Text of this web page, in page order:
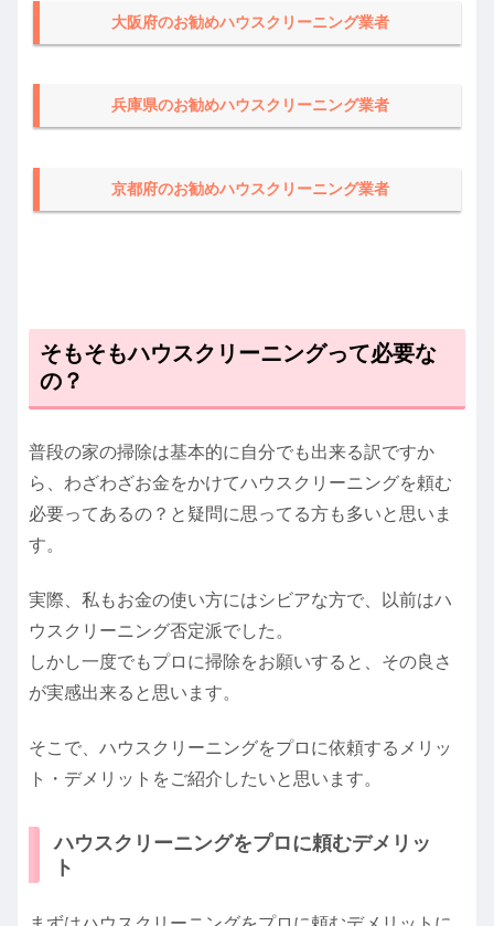
大阪府のお勧めハウスクリーニング業者
兵庫県のお勧めハウスクリーニング業者
京都府のお勧めハウスクリーニング業者
そもそもハウスクリーニングって必要な
の？
普段の家の掃除は基本的に自分でも出来る訳ですか
ら、わざわざお金をかけてハウスクリーニングを頼む
必要ってあるの？と疑問に思ってる方も多いと思いま
す。
実際、私もお金の使い方にはシビアな方で、以前はハ
ウスクリーニング否定派でした。
しかし一度でもプロに掃除をお願いすると、その良さ
が実感出来ると思います。
そこで、ハウスクリーニングをプロに依頼するメリッ
ト・デメリットをご紹介したいと思います。
ハウスクリーニングをプロに頼むデメリッ
ト